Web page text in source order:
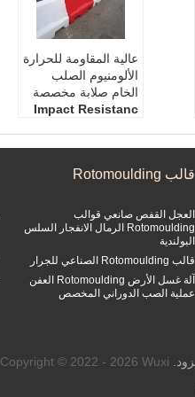
عالية المقاومة للحرارة
الألومنيوم الصلب
الخام صلابة مخصصة
Impact Resistanc
Weight:Customize
Aluminum
قالب Rotomoulding
العجل القفص صانعي قوالب
Rotomoulding الرمال الانفجار السلس
البولندية
قالب Rotomoulding الصناعي للجرار
آلة غسل الأرض Rotomoulding العفن
عملية الصب الدوراني المخصص
Copyright © 2022 - 2026 Wuxi